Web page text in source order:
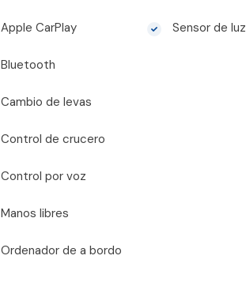
Apple CarPlay
Bluetooth
Cambio de levas
Control de crucero
Control por voz
Manos libres
Ordenador de a bordo
Sensor de luz